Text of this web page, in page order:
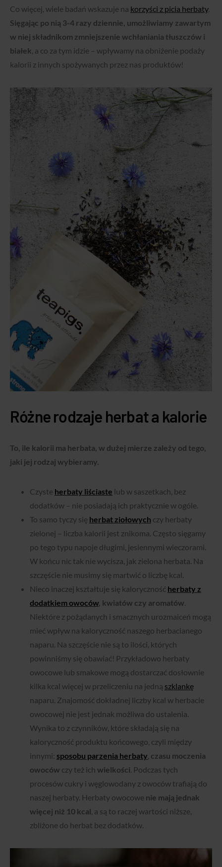
Co więcej, wiele badań wskazuje na korzyści z picia herbaty.
Sięgając po nią 3-4 razy dziennie, umożliwiamy zawartym
w niej składnikom zmniejszenie wchłaniania tłuszczów i
białek, a co za tym idzie – wpływamy na obniżenie podaży
kalorii z innych spożywanych przez nas produktów!
Różne rodzaje herbat a kalorie
To, ile kalorii ma herbata, w dużej mierze zależy od tego,
jaki jej rodzaj wybieramy.
Czyste herbaty liściaste lub w saszetkach, bez
dodatków – nie posiadają ich praktycznie w ogóle.
To samo tyczy się herbat ziołowych czy herbaty
zielonej – liczba kalorii jest znikoma. Często sięgamy
po tego typu napoje długimi, jesiennymi wieczorami.
W końcu nic tak nie wycisza, jak zielona herbata. Na
szczęście nie musimy się martwić o liczbę kcal.
Nieco inaczej kształtuje się kaloryczność herbaty z
dodatkiem owoców, kwiatów czy aromatów.
Niektóre z pożądanych i smacznych urozmaiceń mogą
mieć wpływ na kaloryczność naszego herbacianego
naparu. Na szczęście nie są to ilości, których
powinniśmy się obawiać! Przykładowo herbaty
owocowe lub smakowe mogą dostarczać dosłownie
kilka kcal więcej w przeliczeniu na jedną szklankę
naparu. Znajomość dokładnej liczby kcal w herbacie
owocowej nie jest jednak możliwa do ustalenia.
Wynika to z czynników, które składają się na
kaloryczność produktu końcowego, czyli między
innymi: sposobu parzenia herbaty, czasu moczenia
owoców czy też ich wielkości. Podczas tych
procesów cukry i węglowodany z owoców trafiają do
naszej herbaty. Herbaty owocowe nie mają jednak
więcej niż 10 kcal, a są to raczej wartości niższe,
zbliżone do herbat bez dodatków.